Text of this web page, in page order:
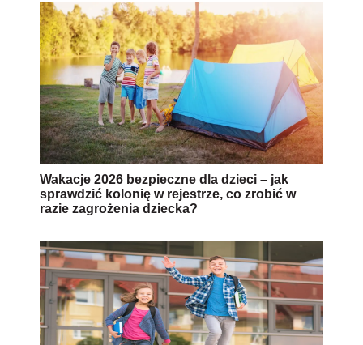
Wakacje 2026 bezpieczne dla dzieci – jak
sprawdzić kolonię w rejestrze, co zrobić w
razie zagrożenia dziecka?